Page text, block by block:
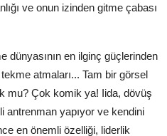
ve onun izinden gitme çabası
dünyasının en ilginç güçlerinden
atmaları... Tam bir görsel
mu? Çok komik ya! Iida, dövüş
antrenman yapıyor ve kendini
en önemli özelliği, liderlik